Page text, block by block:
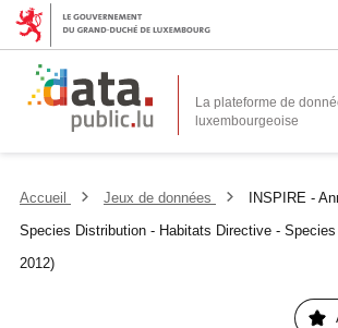
La plateforme de
Accueil Jeux de données
INSPIRE -
Species Distribution - Habitats Directive -
2012)